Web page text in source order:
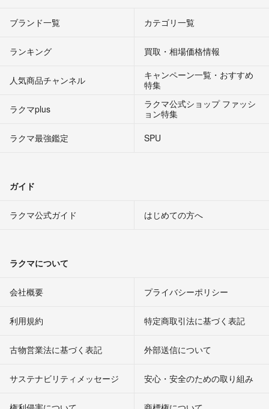
ブランド一覧 カテゴリ一覧
ランキング 買取・相場価格情報
人気商品チャンネル
キャンペーン一覧・おすすめ
特集
ラクマplus
ラクマ公式ショップ ファッシ
ョン特集
ラクマ最強鑑定
SPU
ガイド
ラクマ公式ガイド はじめての方へ
ラクマについて
会社概要 プライバシーポリシー
利用規約 特定商取引法に基づく表記
古物営業法に基づく表記 外部送信について
サステナビリティメッセージ 安心・安全のための取り組み